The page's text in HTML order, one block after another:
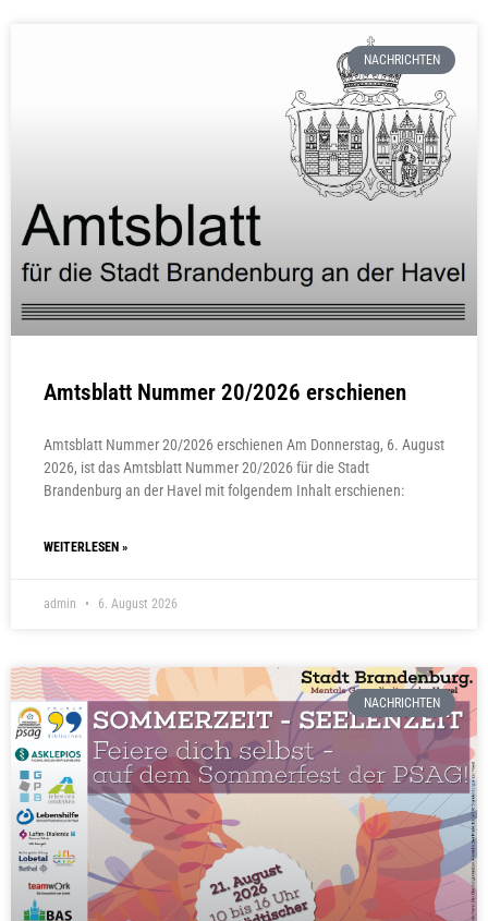
NACHRICHTEN
Amtsblatt Nummer 20/2026 erschienen
Amtsblatt Nummer 20/2026 erschienen Am Donnerstag, 6. August
2026, ist das Amtsblatt Nummer 20/2026 für die Stadt
Brandenburg an der Havel mit folgendem Inhalt erschienen:
WEITERLESEN »
admin 6. August 2026
NACHRICHTEN